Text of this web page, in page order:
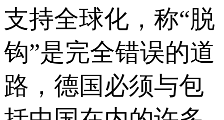
支持全球化，称“脱
钩”是完全错误的道
路，德国必须与包